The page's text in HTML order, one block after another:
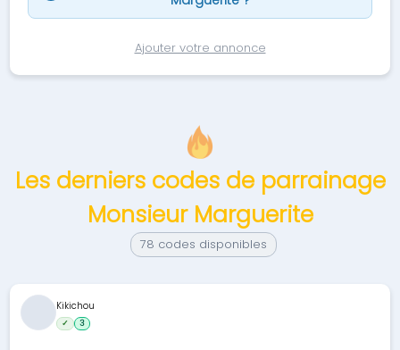
Ajouter votre annonce
Les derniers codes de parrainage
Monsieur Marguerite
78 codes disponibles
Kikichou
✓ 3